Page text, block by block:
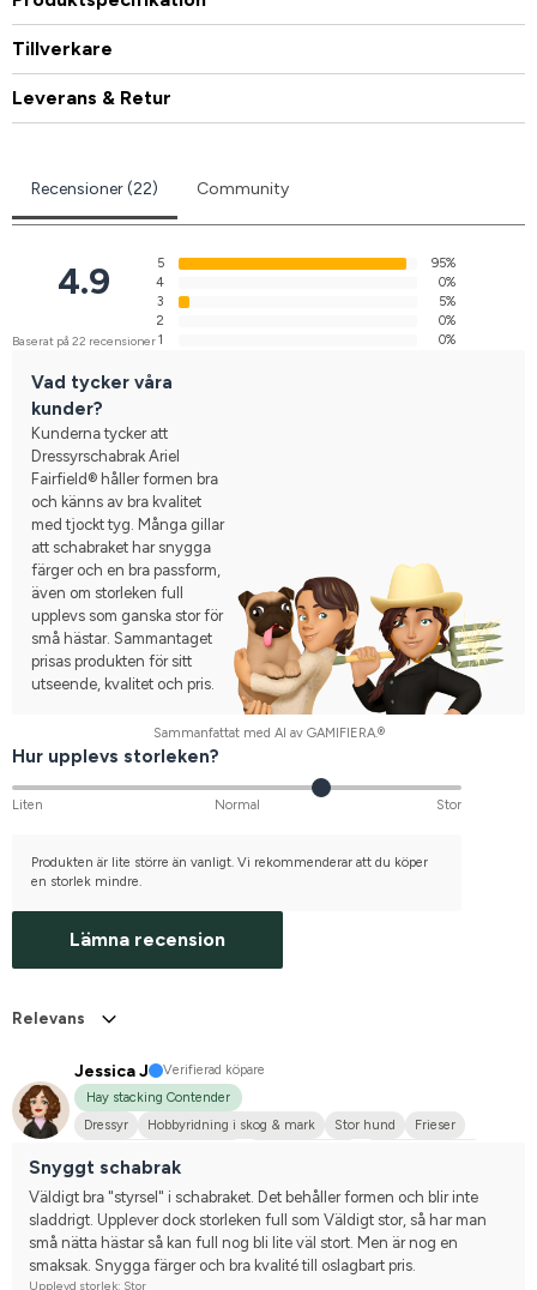
Tillverkare
Leverans & Retur
Recensioner (22) Community
4.9
Baserat på 22 recensioner
5
95%
4
0%
3
5%
2
0%
1
0%
Vad tycker våra
kunder?
Kunderna tycker att
Dressyrschabrak Ariel
Fairfield® håller formen bra
och känns av bra kvalitet
med tjockt tyg. Många gillar
att schabraket har snygga
färger och en bra passform,
även om storleken full
upplevs som ganska stor för
små hästar. Sammantaget
prisas produkten för sitt
utseende, kvalitet och pris.
Sammanfattat med AI av GAMIFIERA.®
Hur upplevs storleken?
Liten Normal Stor
Produkten är lite större än vanligt. Vi rekommenderar att du köper
en storlek mindre.
Lämna recension
Relevans
Jessica J
Verifierad köpare
Hay stacking Contender
Dressyr
Hobbyridning i skog & mark Stor hund
Frieser
Tävlingsrider på hobbynivå
Snyggt schabrak
Väldigt bra "styrsel" i schabraket. Det behåller formen och blir inte
sladdrigt. Upplever dock storleken full som Väldigt stor, så har man
små nätta hästar så kan full nog bli lite väl stort. Men är nog en
smaksak. Snygga färger och bra kvalité till oslagbart pris.
Upplevd storlek: Stor